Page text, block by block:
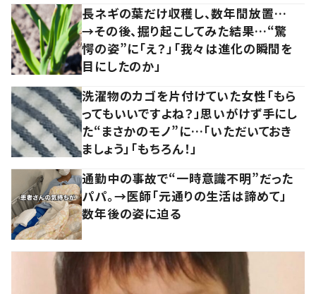
長ネギの葉だけ収穫し、数年間放置…
→その後、掘り起こしてみた結果…“驚
愕の姿”に「え？」「我々は進化の瞬間を
目にしたのか」
洗濯物のカゴを片付けていた女性「もら
ってもいいですよね？」思いがけず手にし
た“まさかのモノ”に…「いただいておき
ましょう」「もちろん！」
通勤中の事故で“一時意識不明”だった
パパ。→医師「元通りの生活は諦めて」
数年後の姿に迫る